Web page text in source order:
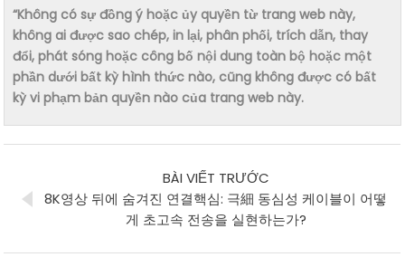
“Không có sự đồng ý hoặc ủy quyền từ trang web này,
không ai được sao chép, in lại, phân phối, trích dẫn, thay
đổi, phát sóng hoặc công bố nội dung toàn bộ hoặc một
phần dưới bất kỳ hình thức nào, cũng không được có bất
kỳ vi phạm bản quyền nào của trang web này.
BÀI VIẾT TRƯỚC
8K영상 뒤에 숨겨진 연결핵심: 극細 동심성 케이블이 어떻
게 초고속 전송을 실현하는가?